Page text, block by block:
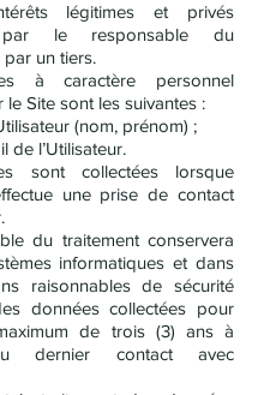
légitimes et privés
par le responsable du
un tiers.
à caractère personnel
le Site sont les suivantes :
(nom, prénom) ;
de l’Utilisateur.
sont collectées lorsque
une prise de contact
du traitement conservera
informatiques et dans
raisonnables de sécurité
données collectées pour
de trois (3) ans à
dernier contact avec